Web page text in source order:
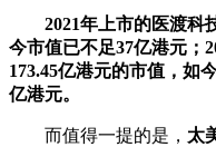
2021年上市的医渡科
今市值已不足37亿港元；
173.45亿港元的市值，如
亿港元。
而值得一提的是， 太